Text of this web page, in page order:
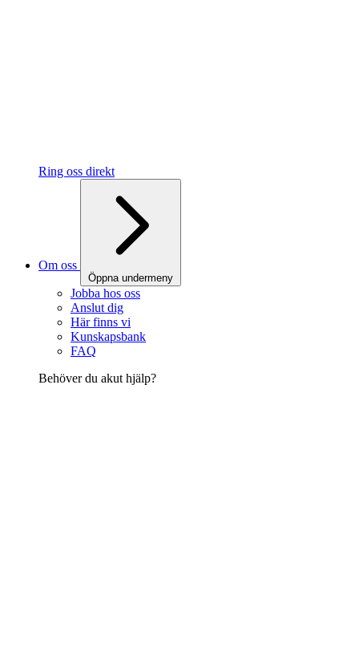
Ring oss direkt
Om oss
Öppna undermeny
Jobba hos oss
Anslut dig
Här finns vi
Kunskapsbank
FAQ
Behöver du akut hjälp?